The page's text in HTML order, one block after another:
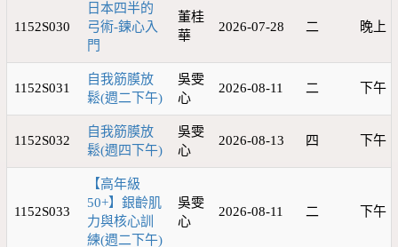
1152S030
日本四半的
弓術-鍊心入
門
董桂
華
2026-07-28 二 晚上
1152S031
自我筋膜放
鬆(週二下午)
吳雯
心
2026-08-11 二 下午
1152S032
自我筋膜放
鬆(週四下午)
吳雯
心
2026-08-13 四 下午
1152S033
【高年級
50+】銀齡肌
力與核心訓
練(週二下午)
吳雯
心
2026-08-11 二 下午